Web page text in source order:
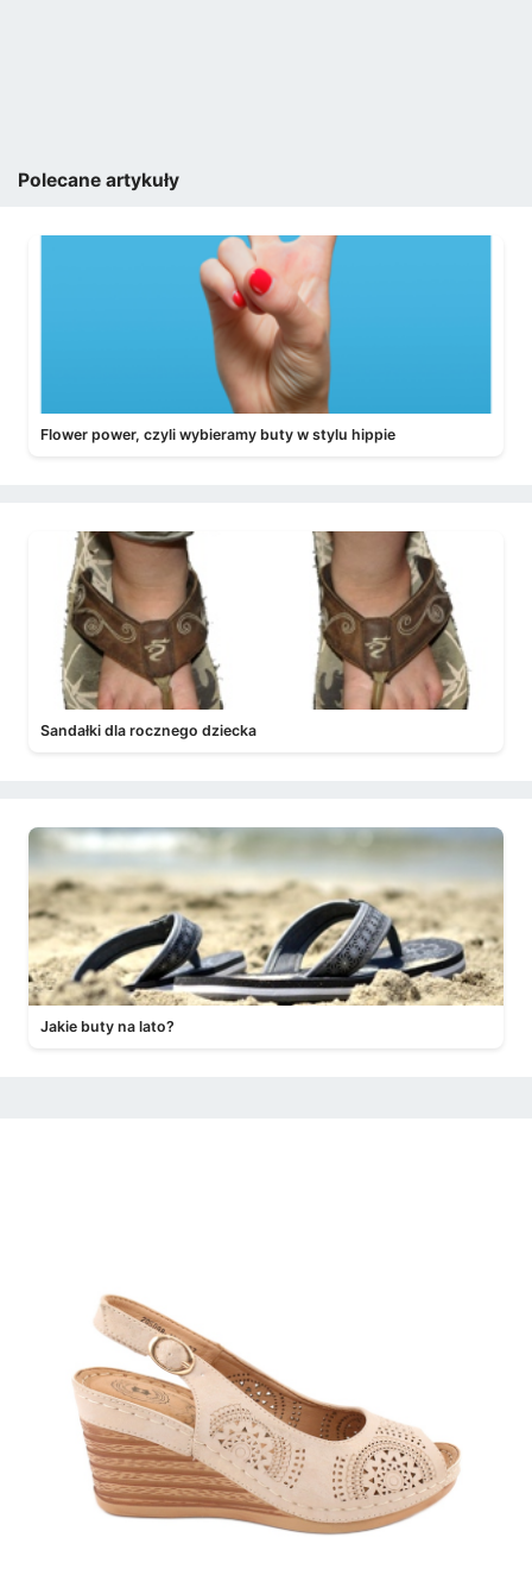
Polecane artykuły
Flower power, czyli wybieramy buty w stylu hippie
Sandałki dla rocznego dziecka
Jakie buty na lato?